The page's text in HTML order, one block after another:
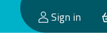
Sign in